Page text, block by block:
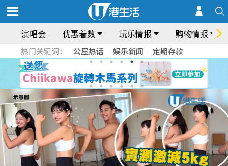
演唱会 优惠着数 玩乐情报 购物情报
热门关键词： 公屋热话 娱乐新闻 定期存款